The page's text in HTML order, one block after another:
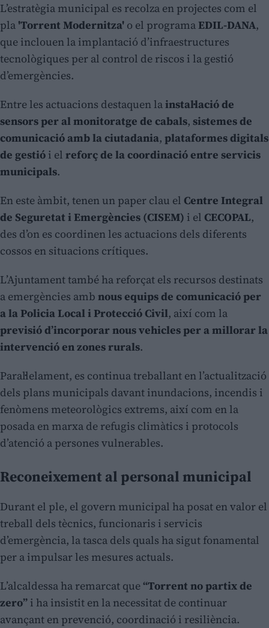
L’estratègia municipal es recolza en projectes com el
pla 'Torrent Modernitza' o el programaEDIL-DANA,
que inclouen la implantació d’infraestructures
tecnològiques per al control de riscos i la gestió
d’emergències.
Entre les actuacions destaquen lainstal·lació de
sensors per al monitoratge de cabals, sistemes de
comunicació amb la ciutadania, plataformes digitals
de gestió i el reforç de la coordinació entre servicis
municipals.
En este àmbit, tenen un paper clau el Centre Integral
de Seguretat i Emergències (CISEM) i el CECOPAL,
des d’on es coordinen les actuacions dels diferents
cossos en situacions crítiques.
L’Ajuntament també ha reforçat els recursos destinats
a emergències amb nous equips de comunicació per
a la Policia Local i Protecció Civil, així com la
previsió d’incorporar nous vehicles per a millorar la
intervenció en zones rurals.
Paral·lelament, es continua treballant en l’actualització
dels plans municipals davant inundacions, incendis i
fenòmens meteorològics extrems, així com en la
posada en marxa de refugis climàtics i protocols
d’atenció a persones vulnerables.
Reconeixement al personal municipal
Durant el ple, el govern municipal ha posat en valor el
treball dels tècnics, funcionaris i servicis
d’emergència, la tasca dels quals ha sigut fonamental
per a impulsar les mesures actuals.
L’alcaldessa ha remarcat que“Torrent no partix de
zero” i ha insistit en la necessitat de continuar
avançant en prevenció, coordinació i resiliència.